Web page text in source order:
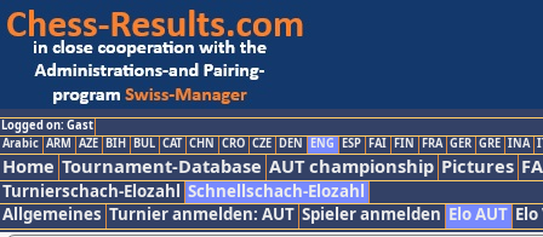
Logged on: Gast
Arabic ARM AZE BIH BUL CAT CHN CRO CZE DEN ENG ESP FAI FIN FRA GER GRE INA
Home Tournament-Database AUT championship Pictures
Turnierschach-Elozahl Schnellschach-Elozahl
Allgemeines Turnier anmelden: AUT Spieler anmelden Elo AUT